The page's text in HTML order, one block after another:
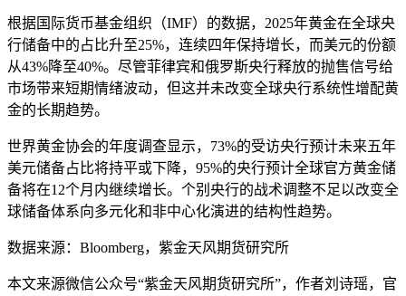
根据国际货币基金组织（IMF）的数据，2025年黄金在全球央
行储备中的占比升至25%，连续四年保持增长，而美元的份额
从43%降至40%。尽管菲律宾和俄罗斯央行释放的抛售信号给
市场带来短期情绪波动，但这并未改变全球央行系统性增配黄
金的长期趋势。
世界黄金协会的年度调查显示，73%的受访央行预计未来五年
美元储备占比将持平或下降，95%的央行预计全球官方黄金储
备将在12个月内继续增长。个别央行的战术调整不足以改变全
球储备体系向多元化和非中心化演进的结构性趋势。
数据来源：Bloomberg，紫金天风期货研究所
本文来源微信公众号“紫金天风期货研究所”，作者刘诗瑶，官